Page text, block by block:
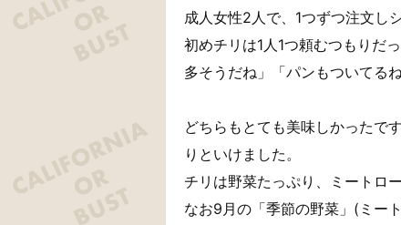
成人女性2人で、1つずつ注文し
初めチリは1人1つ頼むつもりだ
多そうだね」「パンもついてる
どちらもとても美味しかったで
りといけました。
チリは野菜たっぷり、ミートロ
なお9月の「季節の野菜」(ミー